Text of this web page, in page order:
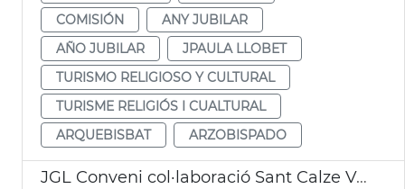
COMISIÓN
ANY JUBILAR
AÑO JUBILAR
JPAULA LLOBET
TURISMO RELIGIOSO Y CULTURAL
TURISME RELIGIÓS I CUALTURAL
ARQUEBISBAT
ARZOBISPADO
JGL Conveni col·laboració Sant Calze València